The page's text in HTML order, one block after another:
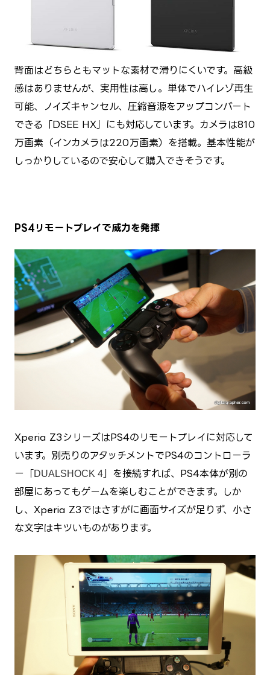
背面はどちらともマットな素材で滑りにくいです。高級
感はありませんが、実用性は高し。単体でハイレゾ再生
可能、ノイズキャンセル、圧縮音源をアップコンバート
できる「DSEE HX」にも対応しています。カメラは810
万画素（インカメラは220万画素）を搭載。基本性能が
しっかりしているので安心して購入できそうです。
PS4リモートプレイで威力を発揮
Xperia Z3シリーズはPS4のリモートプレイに対応して
います。別売りのアタッチメントでPS4のコントローラ
ー「
DUALSHOCK 4 」を接続すれば、PS4本体が別の
部屋にあってもゲームを楽しむことができます。しか
し、Xperia Z3ではさすがに画面サイズが足りず、小さ
な文字はキツいものがあります。